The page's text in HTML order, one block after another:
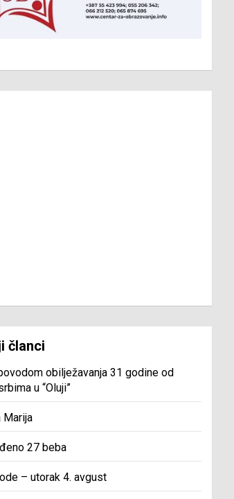
članci
obilježavanja 31 godine od
u “Oluji”
Marija
27 beba
– utorak 4. avgust